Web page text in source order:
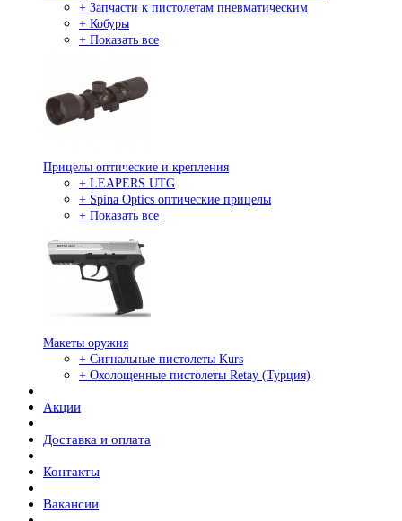
+ Запчасти к пистолетам пневматическим
+ Кобуры
+ Показать все
Прицелы оптические и крепления
+ LEAPERS UTG
+ Spina Optics оптические прицелы
+ Показать все
Макеты оружия
+ Сигнальные пистолеты Kurs
+ Охолощенные пистолеты Retay (Турция)
Акции
Доставка и оплата
Контакты
Вакансии